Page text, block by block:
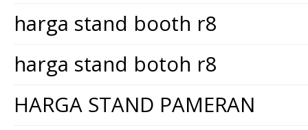
harga stand booth r8
harga stand botoh r8
HARGA STAND PAMERAN